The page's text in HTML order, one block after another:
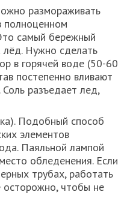
размораживать
полноценном
самый бережный
лёд. Нужно сделать
в горячей воде (50-60
постепенно вливают
разъедает лед,
Подобный способ
элементов
Паяльной лампой
обледенения. Если
трубах, работать
осторожно, чтобы не